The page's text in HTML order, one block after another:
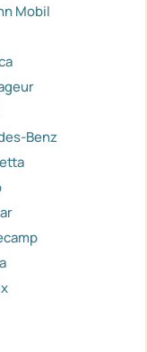
Mobil
Benz